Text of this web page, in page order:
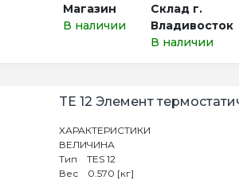
Магазин
В наличии
Склад г.
Владивосток
В наличии
TE 12 Элемент
ХАРАКТЕРИСТИКИ
ВЕЛИЧИНА
Тип TES 12
Вес 0.570 [кг]